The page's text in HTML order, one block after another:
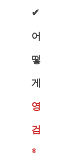
✔︎
어
떻
게
영
검
®︎